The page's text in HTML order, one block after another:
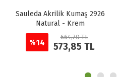
Sauleda Akrilik Kumaş 2926
Natural - Krem
%14
664,70 TL
573,85 TL